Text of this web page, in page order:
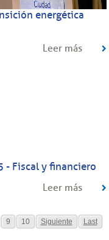
energética
Leer más
- Fiscal y financiero
Leer más
9 10 Siguiente Last